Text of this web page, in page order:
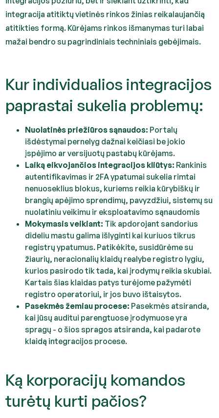
integracija atitiktų vietinės rinkos žinias reikalaujančią
atitikties formą. Kūrėjams rinkos išmanymas turi labai
mažai bendro su pagrindiniais techniniais gebėjimais.
Kur individualios integracijos
paprastai sukelia problemų:
Nuolatinės priežiūros sąnaudos: Portalų
išdėstymai pernelyg dažnai keičiasi be jokio
įspėjimo ar versijuotų pastabų kūrėjams.
Laiką eikvojančios integracijos kliūtys: Rankinis
autentifikavimas ir 2FA ypatumai sukelia rimtai
nenuoseklius blokus, kuriems reikia kūrybiškų ir
brangių apėjimo sprendimų, pavyzdžiui, sistemų su
nuolatiniu veikimu ir eksploatavimo sąnaudomis
Mokymasis veikiant: Tik apdorojant sandorius
dideliu mastu galima išlyginti kai kuriuos tikrus
registrų ypatumus. Patikėkite, susidūrėme su
žiaurių, neracionalių klaidų realybe registro lygiu,
kurios pasirodo tik tada, kai įrodymų reikia skubiai.
Kartais šias klaidas patys turėjome pažymėti
registro operatoriui, ir jos buvo ištaisytos.
Pasekmės žemiau procese: Pasekmės atsiranda,
kai jūsų auditui parengtuose įrodymuose yra
spragų - o šios spragos atsiranda, kai padarote
klaidą integracijos procese.
Ką korporacijų komandos
turėtų kurti pačios?